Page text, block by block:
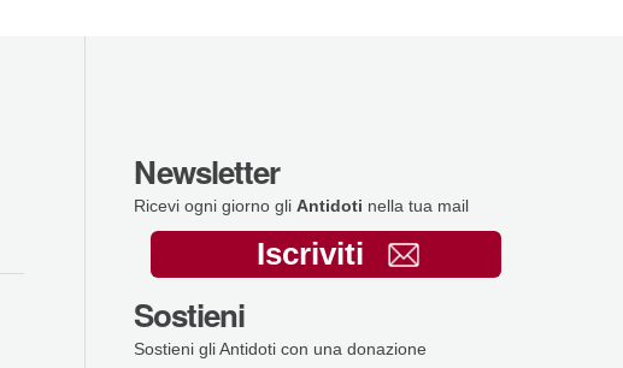
Newsletter
Ricevi ogni giorno gli Antidoti nella tua mail
Iscriviti
Sostieni
Sostieni gli Antidoti con una donazione